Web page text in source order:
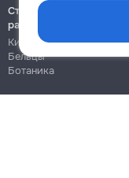
Строительно-монтажные
работы
Кишинёв
Бельцы
Ботаника